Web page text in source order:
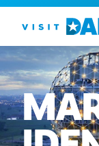
Ir al contenido